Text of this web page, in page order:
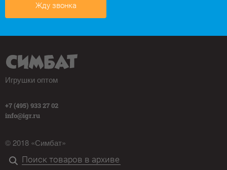
Жду звонка
Игрушки оптом
+7 (495) 933 27 02
info@igr.ru
© 2018 «Симбат»